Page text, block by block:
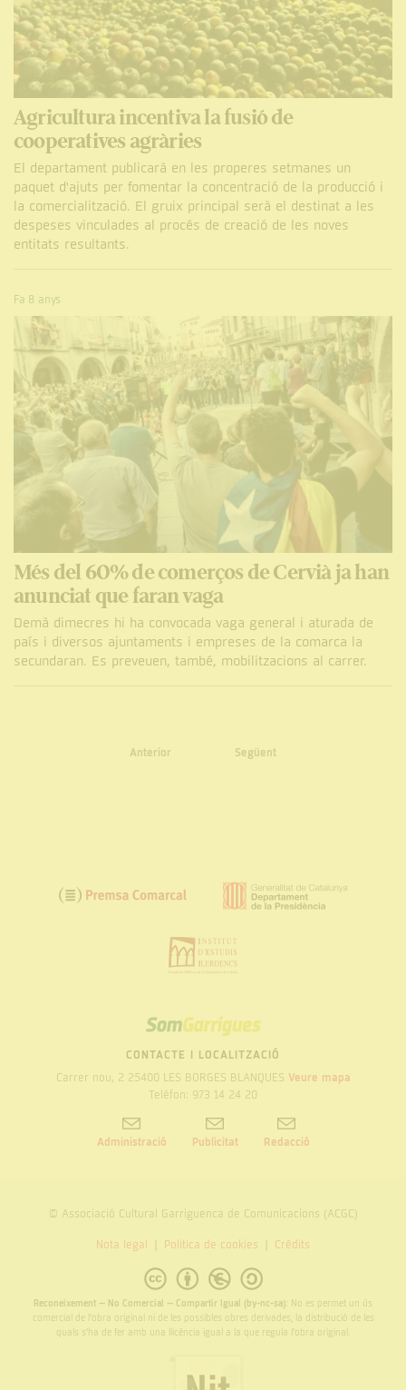
Agricultura incentiva la fusió de
cooperatives agràries
El departament publicarà en les properes setmanes un
paquet d'ajuts per fomentar la concentració de la producció i
la comercialització. El gruix principal serà el destinat a les
despeses vinculades al procés de creació de les noves
entitats resultants.
Fa 8 anys
Més del 60% de comerços de Cervià ja han
anunciat que faran vaga
Demà dimecres hi ha convocada vaga general i aturada de
país i diversos ajuntaments i empreses de la comarca la
secundaran. Es preveuen, també, mobilitzacions al carrer.
Anterior Següent
SOM
GARRIGUES
CONTACTE I LOCALITZACIÓ
Carrer nou, 2 25400 LES BORGES BLANQUES Veure mapa
Telèfon: 973 14 24 20
Administració Publicitat Redacció
© Associació Cultural Garriguenca de Comunicacions (ACGC)
Nota legal Politica de cookies Crèdits
Reconeixement – No Comercial – Compartir Igual (by-nc-sa): No es permet un ús
comercial de l’obra original ni de les possibles obres derivades, la distribució de les
quals s’ha de fer amb una llicència igual a la que regula l’obra original.